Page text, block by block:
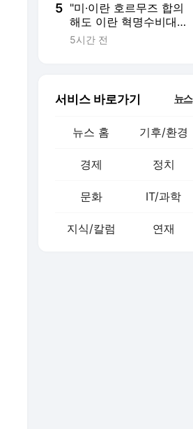
5 "미·이란 호르무즈 합의
해도 이란 혁명수비대가
깰 수 있어"
5시간 전
서비스 바로가기 뉴스
뉴스 홈 기후/환경
경제 정치
문화 IT/과학
지식/칼럼 연재